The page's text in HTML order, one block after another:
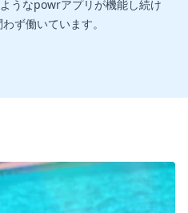
うなpowrアプリが機能し続け
ず働いています。